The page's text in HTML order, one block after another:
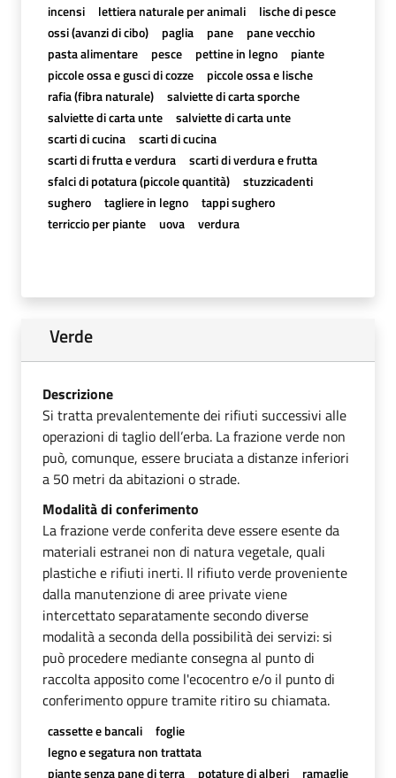
incensi
lettiera naturale per animali
lische di pesce
ossi (avanzi di cibo)
paglia pane
pane vecchio
pasta alimentare
pesce pettine in legno
piante
piccole ossa e gusci di cozze
piccole ossa e lische
rafia (fibra naturale)
salviette di carta sporche
salviette di carta unte
salviette di carta unte
scarti di cucina
scarti di cucina
scarti di frutta e verdura
scarti di verdura e frutta
sfalci di potatura (piccole quantità)
stuzzicadenti
sughero
tagliere in legno
tappi sughero
terriccio per piante
uova verdura
Verde
Descrizione
Si tratta prevalentemente dei rifiuti successivi alle
operazioni di taglio dell’erba. La frazione verde non
può, comunque, essere bruciata a distanze inferiori
a 50 metri da abitazioni o strade.
Modalità di conferimento
La frazione verde conferita deve essere esente da
materiali estranei non di natura vegetale, quali
plastiche e rifiuti inerti. Il rifiuto verde proveniente
dalla manutenzione di aree private viene
intercettato separatamente secondo diverse
modalità a seconda della possibilità dei servizi: si
può procedere mediante consegna al punto di
raccolta apposito come l'ecocentro e/o il punto di
conferimento oppure tramite ritiro su chiamata.
cassette e bancali
foglie
legno e segatura non trattata
piante senza pane di terra
potature di alberi
ramaglie